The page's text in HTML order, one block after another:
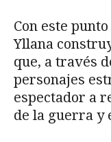
Con este
Yllana
que, a través
personajes
espectador a
de la guerra y